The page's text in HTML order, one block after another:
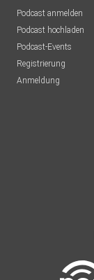
Podcast anmelden
Podcast hochladen
Podcast-Events
Registrierung
Anmeldung